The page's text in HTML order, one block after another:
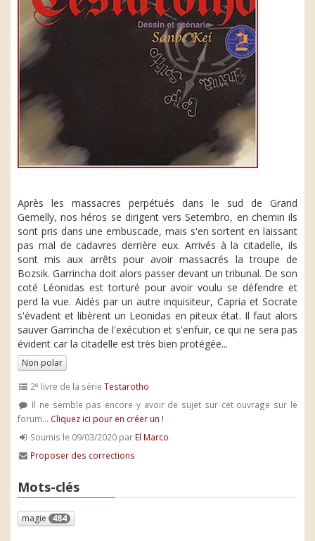
Après les massacres perpétués dans le sud de Grand
Gemelly, nos héros se dirigent vers Setembro, en chemin ils
sont pris dans une embuscade, mais s'en sortent en laissant
pas mal de cadavres derrière eux. Arrivés à la citadelle, ils
sont mis aux arrêts pour avoir massacrés la troupe de
Bozsik. Garrincha doit alors passer devant un tribunal. De son
coté Léonidas est torturé pour avoir voulu se défendre et
perd la vue. Aidés par un autre inquisiteur, Capria et Socrate
s'évadent et libèrent un Leonidas en piteux état. Il faut alors
sauver Garrincha de l'exécution et s'enfuir, ce qui ne sera pas
évident car la citadelle est très bien protégée...
Non polar
2e livre de la sérieTestarotho
Il ne semble pas encore y avoir de sujet sur cet ouvrage sur le
forum... Cliquez ici pour en créer un !
Soumis le 09/03/2020 par El Marco
Proposer des corrections
Mots-clés
magie 484